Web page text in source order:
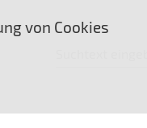
von Cookies